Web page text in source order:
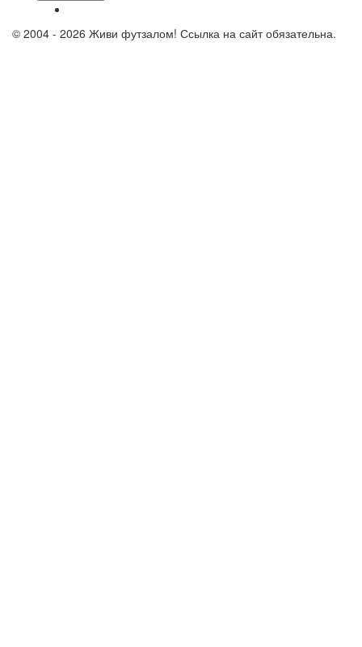
© 2004 - 2026 Живи футзалом! Ссылка на сайт обязательна.